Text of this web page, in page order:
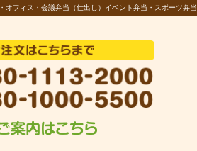
フィス・会議弁当（仕出し）イベント弁当・スポーツ弁当